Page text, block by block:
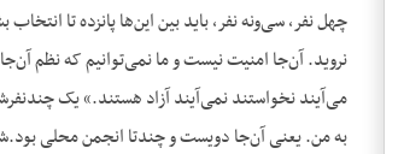
چهل نفر، سی‌ونه نفر، باید بین این‌ها پانزده تا
نروید. آن‌جا امنیت نیست و ما نمی‌توانیم که نظم
می‌آیند نخواستند نمی‌آیند آزاد هستند.» یک
به من. یعنی آن‌جا دویست و چندتا انجمن محلی